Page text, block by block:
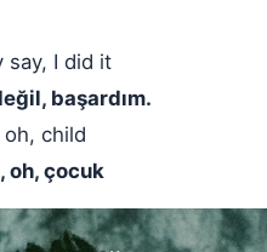
say, I did it
başardım.
child
oh, çocuk